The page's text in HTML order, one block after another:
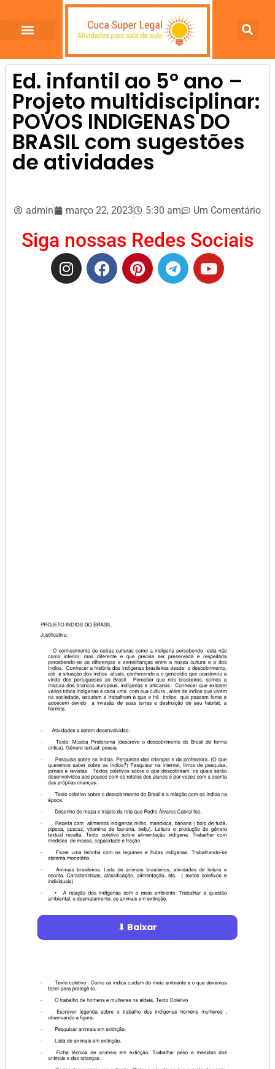
Ed. infantil ao 5º ano –
Projeto multidisciplinar:
POVOS INDIGENAS DO
BRASIL com sugestões
de atividades
admin março 22, 2023 5:30 am Um Comentário
Siga nossas Redes Sociais
⬇ Baixar